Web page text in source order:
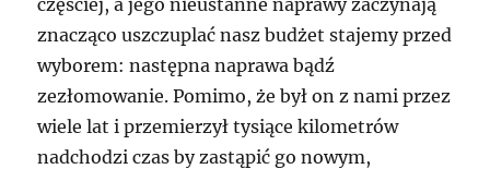
częściej, a jego nieustanne naprawy zaczynają
znacząco uszczuplać nasz budżet stajemy przed
wyborem: następna naprawa bądź
zezłomowanie. Pomimo, że był on z nami przez
wiele lat i przemierzył tysiące kilometrów
nadchodzi czas by zastąpić go nowym,